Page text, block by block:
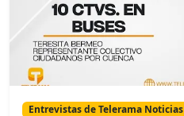
Entrevistas de Telerama Noticias